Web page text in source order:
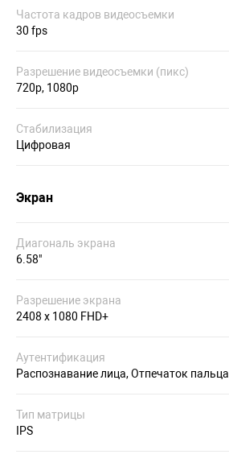
Частота кадров видеосъемки
30 fps
Разрешение видеосъемки (пикс)
720p, 1080p
Стабилизация
Цифровая
Экран
Диагональ экрана
6.58"
Разрешение экрана
2408 x 1080 FHD+
Аутентификация
Распознавание лица, Отпечаток пальца
Тип матрицы
IPS